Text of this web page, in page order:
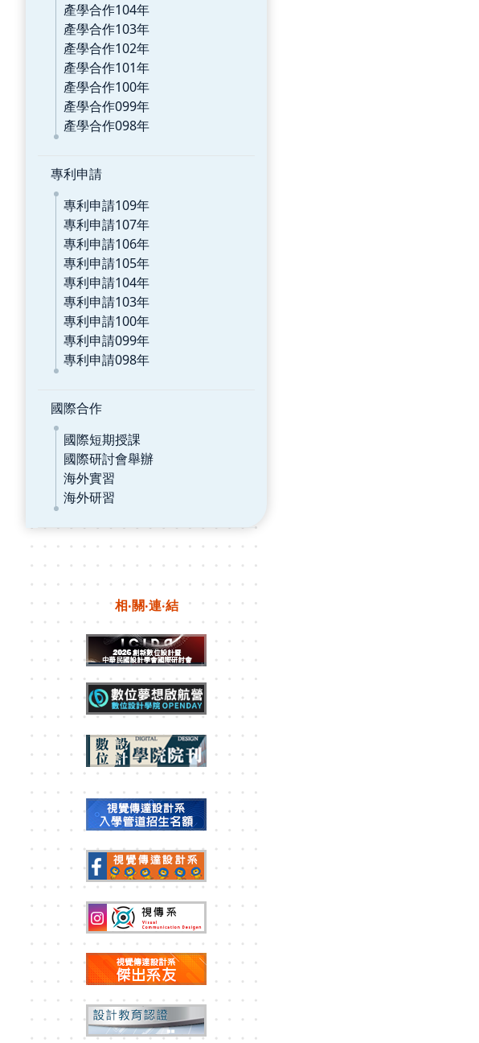
產學合作104年
產學合作103年
產學合作102年
產學合作101年
產學合作100年
產學合作099年
產學合作098年
專利申請
專利申請109年
專利申請107年
專利申請106年
專利申請105年
專利申請104年
專利申請103年
專利申請100年
專利申請099年
專利申請098年
國際合作
國際短期授課
國際研討會舉辦
海外實習
海外研習
相‧關‧連‧結